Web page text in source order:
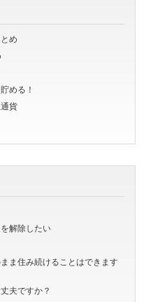
め
める！
貨
解除したい
ま住み続けることはできます
夫ですか？